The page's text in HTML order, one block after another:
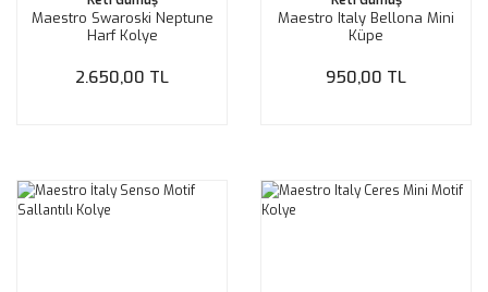
Maestro Swaroski Neptune
Harf Kolye
2.650,00 TL
Maestro Italy Bellona Mini
Küpe
950,00 TL